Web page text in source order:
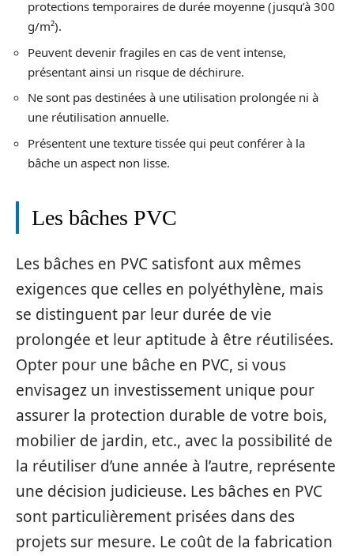
protections temporaires de durée moyenne (jusqu’à 300
g/m²).
Peuvent devenir fragiles en cas de vent intense,
présentant ainsi un risque de déchirure.
Ne sont pas destinées à une utilisation prolongée ni à
une réutilisation annuelle.
Présentent une texture tissée qui peut conférer à la
bâche un aspect non lisse.
Les bâches PVC
Les bâches en PVC satisfont aux mêmes
exigences que celles en polyéthylène, mais
se distinguent par leur durée de vie
prolongée et leur aptitude à être réutilisées.
Opter pour une bâche en PVC, si vous
envisagez un investissement unique pour
assurer la protection durable de votre bois,
mobilier de jardin, etc., avec la possibilité de
la réutiliser d’une année à l’autre, représente
une décision judicieuse. Les bâches en PVC
sont particulièrement prisées dans des
projets sur mesure. Le coût de la fabrication